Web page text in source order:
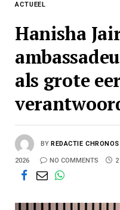
ACTUEEL
Hanisha
als grote
BY REDACTIE CHRONOS
2026 NO COMMENTS